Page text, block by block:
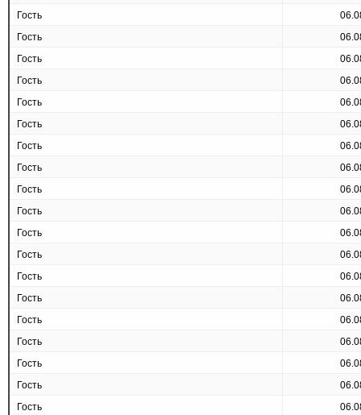
Гость
Гость
Гость
Гость
Гость
Гость
Гость
Гость
Гость
Гость
Гость
Гость
Гость
Гость
Гость
Гость
Гость
Гость
Гость